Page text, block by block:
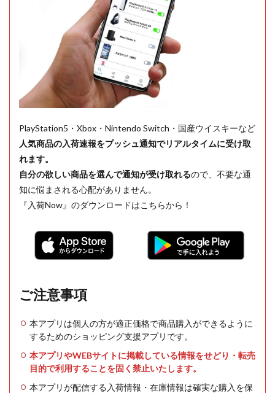
PlayStation5・Xbox・Nintendo Switch・国産ウイスキーなど
人気商品の入荷速報をプッシュ通知でリアルタイムに受け取
れます。
自分の欲しい商品を選んで通知が受け取れるので、不要な通
知に悩まされる心配がありません。
『入荷Now』のダウンロードはこちらから！
ご注意事項
本アプリは個人の方が適正価格で商品購入ができるように
するためのショッピング支援アプリです。
本アプリやWEBサイトに掲載している情報をせどり・転売
目的で利用することを固く禁止いたします。
本アプリが配信する入荷情報・在庫情報は確実な購入を保